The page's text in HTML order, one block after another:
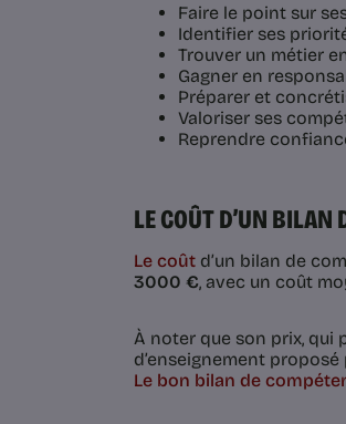
Faire le point sur
Identifier ses
Trouver un métier
Gagner en
Préparer et
Valoriser ses
Reprendre
LE COÛT D’UN BILAN
Le coût d’un bilan de
3000 €, avec un coût
À noter que son prix, qui
d’enseignement proposé
Le bon bilan de